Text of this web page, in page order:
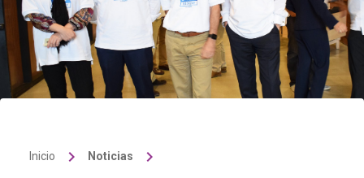
Inicio keyboard_arrow_right Noticias keyboard_arrow_right